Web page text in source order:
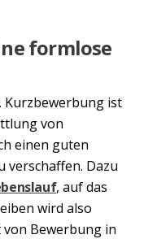
formlose
Kurzbewerbung ist
von
einen guten
verschaffen. Dazu
, auf das
wird also
Bewerbung in